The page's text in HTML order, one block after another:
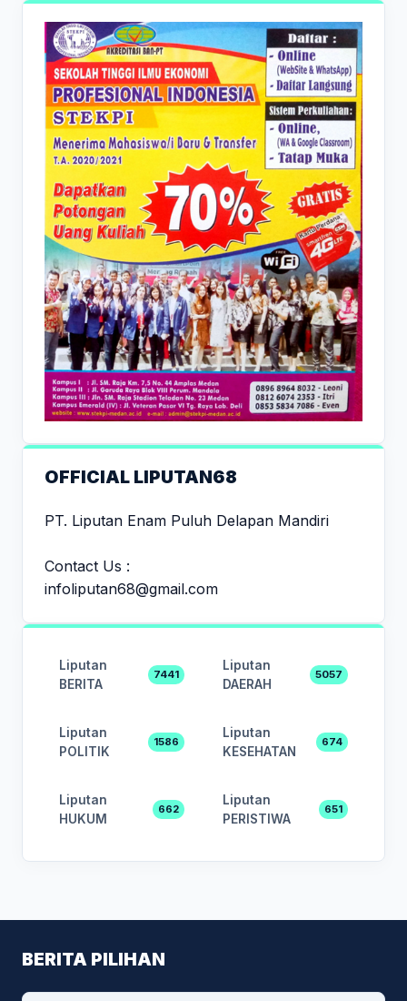
OFFICIAL LIPUTAN68
PT. Liputan Enam Puluh Delapan Mandiri
Contact Us :
infoliputan68@gmail.com
Liputan
BERITA
7441
Liputan
DAERAH
5057
Liputan
POLITIK
1586
Liputan
KESEHATAN
674
Liputan
HUKUM
662
Liputan
PERISTIWA
651
BERITA PILIHAN